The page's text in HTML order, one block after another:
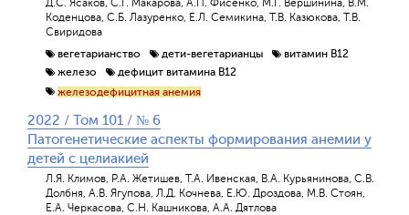
Д.С. Ясаков, С.Г. Макарова, А.П. Фисенко, М.Г. Вершинина, В.М.
Коденцова, С.Б. Лазуренко, Е.Л. Семикина, Т.В. Казюкова, Т.В.
Свиридова
вегетарианство
дети-вегетарианцы
витамин В12
железо
дефицит витамина В12
железодефицитная анемия
2022 / Том 101 / № 6
Патогенетические аспекты формирования анемии у
детей с целиакией
Л.Я. Климов, Р.А. Жетишев, Т.А. Ивенская, В.А. Курьянинова, С.В.
Долбня, А.В. Ягупова, Л.Д. Кочнева, Е.Ю. Дроздова, М.В. Стоян,
Е.А. Черкасова, С.Н. Кашникова, А.А. Дятлова